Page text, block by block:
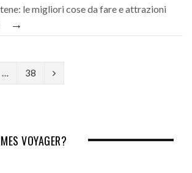
le migliori cose da fare e attrazioni
→
… 38
N
t
VOYAGER?